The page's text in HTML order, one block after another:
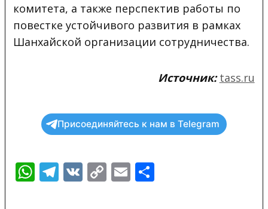
комитета, а также перспектив работы по
повестке устойчивого развития в рамках
Шанхайской организации сотрудничества.
Источник: tass.ru
Присоединяйтесь к нам в Telegram
WhatsApp
Telegram
VKCopyEmail